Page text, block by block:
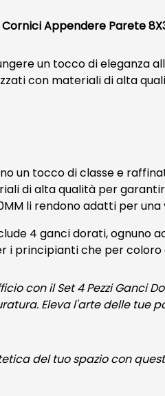
Appendere Parete
un tocco di eleganza
con materiali di alta
un tocco di classe e
di alta qualità per
li rendono adatti per
4 ganci dorati, ognuno
i principianti che per
con il Set 4 Pezzi Ganci
Eleva l'arte delle tue
del tuo spazio con